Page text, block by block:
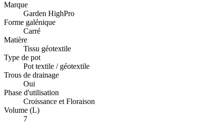
Marque
Garden HighPro
Forme galénique
Carré
Matière
Tissu géotextile
Type de pot
Pot textile / géotextile
Trous de drainage
Oui
Phase d'utilisation
Croissance et Floraison
Volume (L)
7